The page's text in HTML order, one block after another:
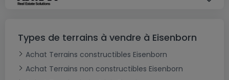
Types de terrains à vendre à Eisenborn
Achat Terrains constructibles Eisenborn
Achat Terrains non constructibles Eisenborn